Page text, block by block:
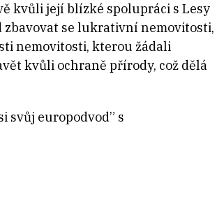
kvůli její blízké spolupráci s Lesy
zbavovat se lukrativní nemovitosti,
nemovitosti, kterou žádali
kvůli ochraně přírody, což dělá
svůj europodvod” s